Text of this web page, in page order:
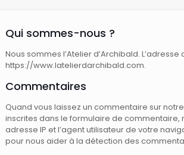
Qui sommes-nous ?
Nous sommes l’Atelier d’Archibald. L’adresse
https://www.latelierdarchibald.com.
Commentaires
Quand vous laissez un commentaire sur
inscrites dans le formulaire de commentaire,
adresse IP et l’agent utilisateur de votre
pour nous aider à la détection des